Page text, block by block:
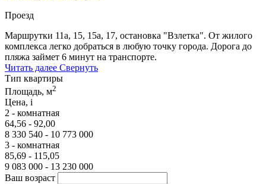
Проезд
Маршрутки 11а, 15, 15а, 17, остановка "Взлетка". От жилого
комплекса легко добраться в любую точку города. Дорога до
пляжа займет 6 минут на транспорте.
Читать далее Свернуть
Тип квартиры
Площадь, м2
Цена, i
2 - комнатная
64,56 - 92,00
8 330 540 - 10 773 000
3 - комнатная
85,69 - 115,05
9 083 000 - 13 230 000
Ваш возраст